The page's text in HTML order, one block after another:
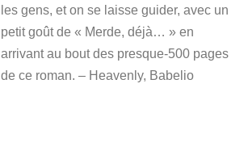
les gens, et on se laisse guider, avec un
petit goût de « Merde, déjà… » en
arrivant au bout des presque-500 pages
de ce roman. – Heavenly, Babelio